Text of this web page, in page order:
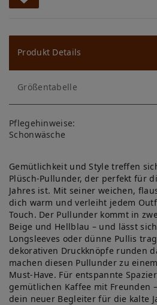
W
u
ns
ch
lis
te
Produkt Details
Größentabelle
Pflegehinweise:
Schonwäsche
Gemütlichkeit und Style treffen
Plüsch-Pullunder, der perfekt für
Jahres ist. Mit seiner weichen,
dich warm und verleiht jedem
Touch. Der Pullunder kommt in
Beige und Hellblau – und lässt
Longsleeves oder dünne Pullis
dekorativen Druckknöpfe runden
machen diesen Pullunder zu
Must-Have. Für entspannte
gemütlichen Kaffee mit Freunden
dein neuer Begleiter für die kalte